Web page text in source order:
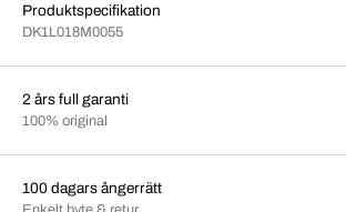
Produktspecifikation
DK1L018M0055
2 års full garanti
100% original
100 dagars ångerrätt